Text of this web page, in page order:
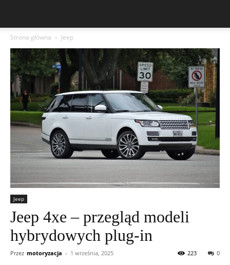
Strona główna Jeep
Jeep
Jeep 4xe – przegląd modeli
hybrydowych plug-in
Przez motoryzacja - 1 września, 2025 0
223